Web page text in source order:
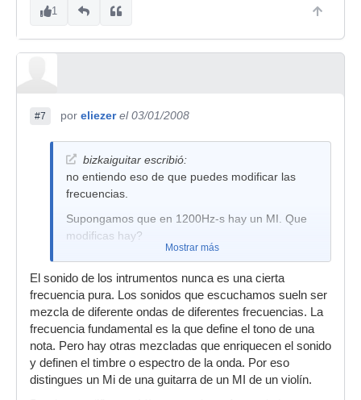
1
#7 por eliezer el 03/01/2008
bizkaiguitar escribió:
no entiendo eso de que puedes modificar las
frecuencias.
Supongamos que en 1200Hz-s hay un MI. Que
modificas hay?
Mostrar más
El sonido de los intrumentos nunca es una cierta
frecuencia pura. Los sonidos que escuchamos sueln ser
mezcla de diferente ondas de diferentes frecuencias. La
frecuencia fundamental es la que define el tono de una
nota. Pero hay otras mezcladas que enriquecen el sonido
y definen el timbre o espectro de la onda. Por eso
distingues un Mi de una guitarra de un MI de un violín.